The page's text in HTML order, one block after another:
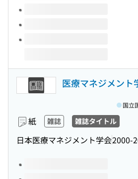
医療マネジメント
紙 雑誌 雑誌タイトル
日本医療マネジメント学会2000-
国立
このタイトルの巻号